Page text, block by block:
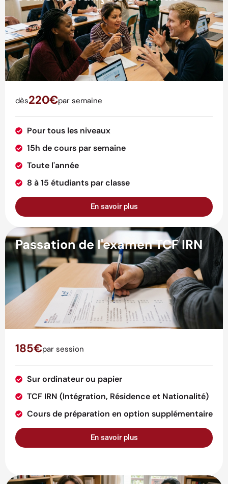
dès220€par semaine
Pour tous les niveaux
15h de cours par semaine
Toute l'année
8 à 15 étudiants par classe
En savoir plus
Passation de l'examen TCF IRN
185€par session
Sur ordinateur ou papier
TCF IRN (Intégration, Résidence et Nationalité)
Cours de préparation en option supplémentaire
En savoir plus